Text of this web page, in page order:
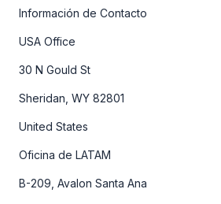
Información de Contacto
USA Office
30 N Gould St
Sheridan, WY 82801
United States
Oficina de LATAM
B-209, Avalon Santa Ana